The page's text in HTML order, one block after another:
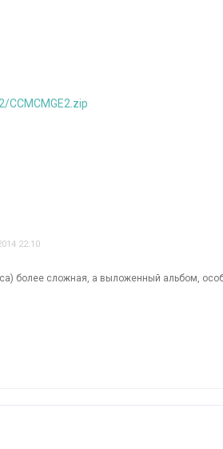
22:10
более сложная, а выложенный альбом,